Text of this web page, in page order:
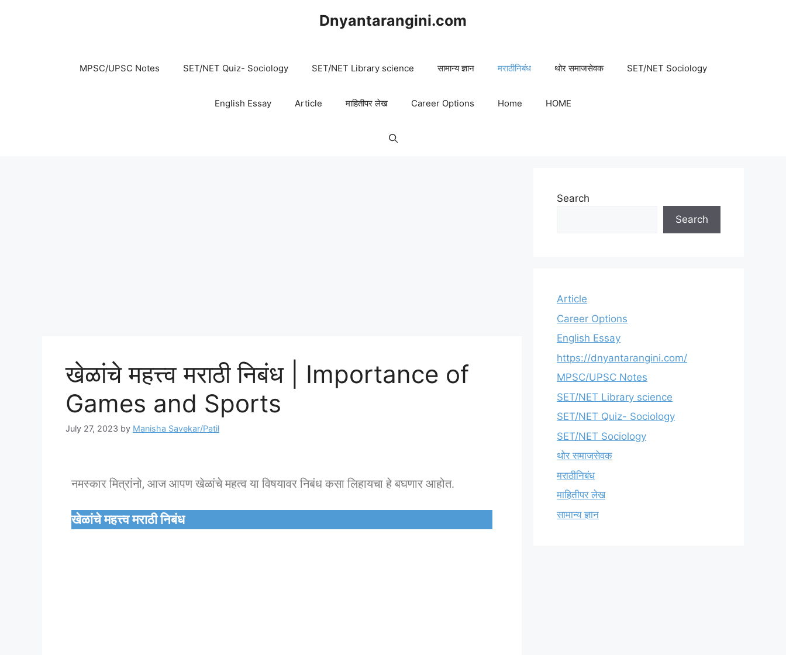
Dnyantarangini.com
MPSC/UPSC Notes SET/NET Quiz- Sociology SET/NET Library science सामान्य ज्ञान मराठीनिबंध थोर समाजसेवक SET/NET Sociology
English Essay Article माहितीपर लेख Career Options Home HOME
खेळांचे महत्त्व मराठी निबंध | Importance of
Games and Sports
July 27, 2023 by Manisha Savekar/Patil
नमस्कार मित्रांनो, आज आपण खेळांचे महत्व या विषयावर निबंध कसा लिहायचा हे बघणार आहोत.
खेळांचे महत्त्व मराठी निबंध
Search
Search
Article
Career Options
English Essay
https://dnyantarangini.com/
MPSC/UPSC Notes
SET/NET Library science
SET/NET Quiz- Sociology
SET/NET Sociology
थोर समाजसेवक
मराठीनिबंध
माहितीपर लेख
सामान्य ज्ञान